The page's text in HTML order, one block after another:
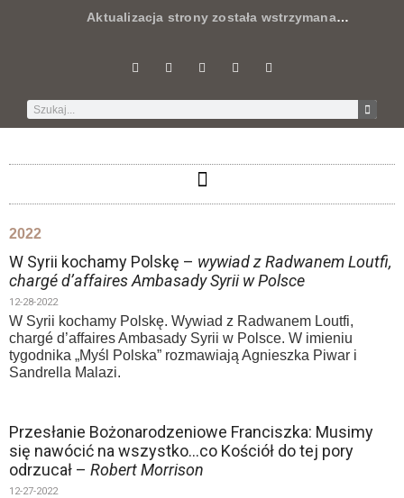
Aktualizacja strony została wstrzymana…
2022
W Syrii kochamy Polskę – wywiad z Radwanem Loutfi,
chargé d’affaires Ambasady Syrii w Polsce
12-28-2022
W Syrii kochamy Polskę. Wywiad z Radwanem Loutfi,
chargé d’affaires Ambasady Syrii w Polsce. W imieniu
tygodnika „Myśl Polska” rozmawiają Agnieszka Piwar i
Sandrella Malazi.
Przesłanie Bożonarodzeniowe Franciszka: Musimy
się nawócić na wszystko…co Kościół do tej pory
odrzucał – Robert Morrison
12-27-2022